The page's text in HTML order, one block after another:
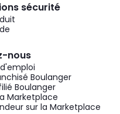
sécurité
nous
Boulanger
Boulanger
Marketplace
sur la Marketplace